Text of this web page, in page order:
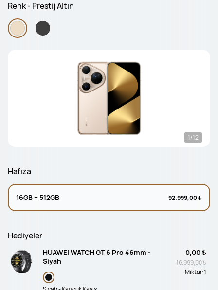
Renk - Prestij Altın
1/12
Hafıza
16GB + 512GB 92.999,00 ₺
Hediyeler
HUAWEI WATCH GT 6 Pro 46mm -
Siyah
0,00 ₺
16.999,00 ₺
Miktar:1